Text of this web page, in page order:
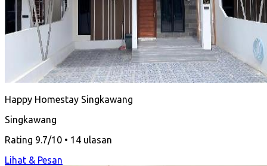
Happy Homestay Singkawang
Singkawang
Rating 9.7/10 • 14 ulasan
Lihat & Pesan